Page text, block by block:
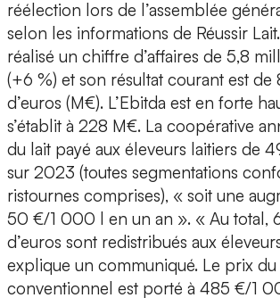
réélection lors de l’assemblée
selon les informations de Réussir
réalisé un chiffre d’affaires de 5,8
(+6 %) et son résultat courant est de
d’euros (M€). L’Ebitda est en forte
s’établit à 228 M€. La coopérative
du lait payé aux éleveurs laitiers de
sur 2023 (toutes segmentations
ristournes comprises), « soit une
50 €/1 000 l en un an ». « Au total,
d’euros sont redistribués aux
explique un communiqué. Le prix du
conventionnel est porté à 485 €/1